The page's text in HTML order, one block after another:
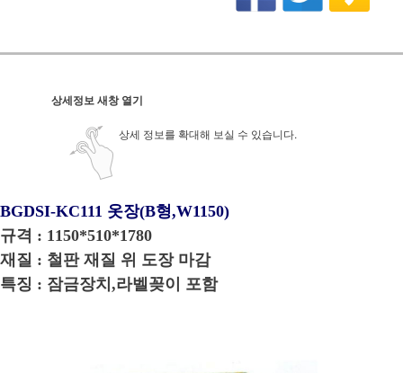
상세정보 새창 열기
상세 정보를 확대해 보실 수 있습니다.
BGDSI-KC111 옷장(B형,W1150)
규격 : 1150*510*1780
재질 : 철판 재질 위 도장 마감
특징 : 잠금장치,라벨꽂이 포함